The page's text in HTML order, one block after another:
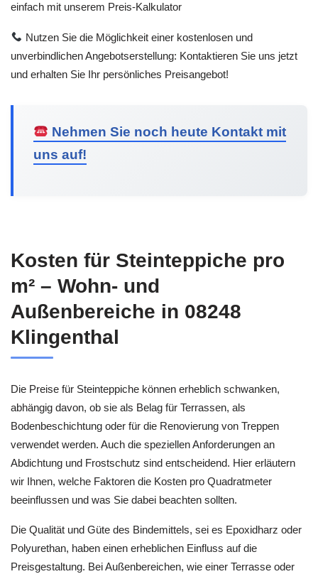
einfach mit unserem Preis-Kalkulator
Nutzen Sie die Möglichkeit einer kostenlosen und
unverbindlichen Angebotserstellung: Kontaktieren Sie uns jetzt
und erhalten Sie Ihr persönliches Preisangebot!
Nehmen Sie noch heute Kontakt mit
uns auf!
Kosten für Steinteppiche pro
m² – Wohn- und
Außenbereiche in 08248
Klingenthal
Die Preise für Steinteppiche können erheblich schwanken,
abhängig davon, ob sie als Belag für Terrassen, als
Bodenbeschichtung oder für die Renovierung von Treppen
verwendet werden. Auch die speziellen Anforderungen an
Abdichtung und Frostschutz sind entscheidend. Hier erläutern
wir Ihnen, welche Faktoren die Kosten pro Quadratmeter
beeinflussen und was Sie dabei beachten sollten.
Die Qualität und Güte des Bindemittels, sei es Epoxidharz oder
Polyurethan, haben einen erheblichen Einfluss auf die
Preisgestaltung. Bei Außenbereichen, wie einer Terrasse oder